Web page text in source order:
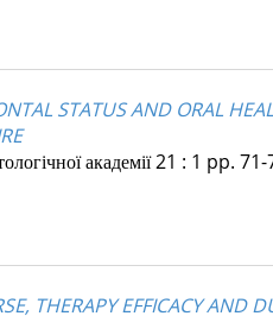
STATUS AND ORAL
академії21 : 1 pp. 71-
THERAPY EFFICACY AND